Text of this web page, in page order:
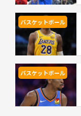
バスケットボール
バスケットボール